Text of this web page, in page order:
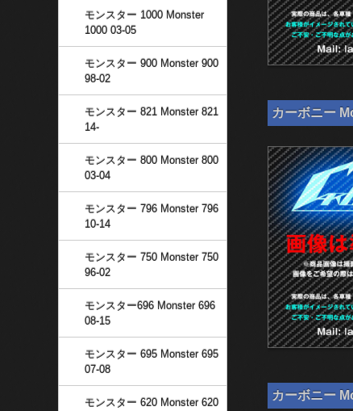
カーボニー
カーボニー
モンスター 1000 Monster
1000 03-05
モンスター 900 Monster 900
98-02
モンスター 821 Monster 821
14-
モンスター 800 Monster 800
03-04
モンスター 796 Monster 796
10-14
モンスター 750 Monster 750
96-02
モンスター696 Monster 696
08-15
モンスター 695 Monster 695
07-08
モンスター 620 Monster 620